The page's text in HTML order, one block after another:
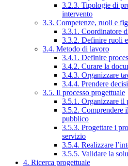
3.2.3. Tipologie di
intervento
3.3. Competenze, ruoli e
3.3.1. Coordinatore
3.3.2. Definire ruoli
3.4. Metodo di lavoro
3.4.1. Definire
3.4.2. Curare la
3.4.3. Organizzare
3.4.4. Prendere
3.5. Il processo progettuale
3.5.1. Organizzare il
3.5.2. Comprendere
pubblico
3.5.3. Progettare i
servizio
3.5.4. Realizzare
3.5.5. Validare la
4. Ricerca progettuale